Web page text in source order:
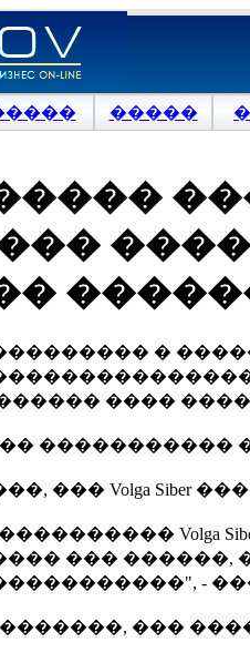
�����
�
����
�����������
��� Volga
Volga
��� ������,
-
���